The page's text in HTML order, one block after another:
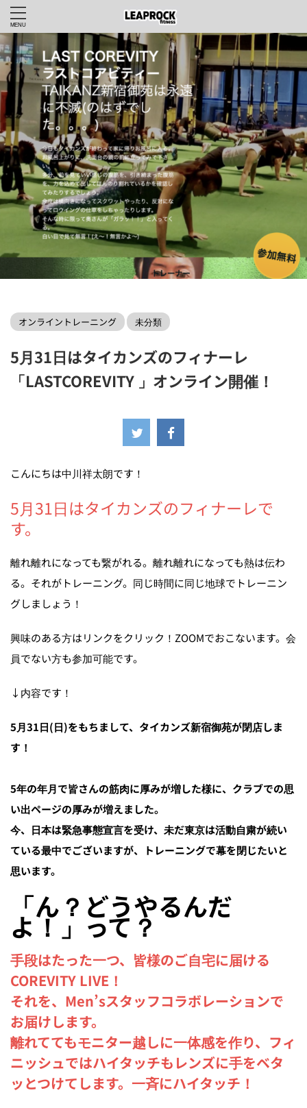
オンライントレーニング
未分類
5月31日はタイカンズのフィナーレ
「LASTCOREVITY 」オンライン開催！
こんにちは中川祥太朗です！
5月31日はタイカンズのフィナーレで
す。
離れ離れになっても繋がれる。離れ離れになっても熱は伝わ
る。それがトレーニング。同じ時間に同じ地球でトレーニン
グしましょう！
興味のある方はリンクをクリック！ZOOMでおこないます。会
員でない方も参加可能です。
↓内容です！
5月31日(日)をもちまして、タイカンズ新宿御苑が閉店しま
す！
5年の年月で皆さんの筋肉に厚みが増した様に、クラブでの思
い出ページの厚みが増えました。
今、日本は緊急事態宣言を受け、未だ東京は活動自粛が続い
ている最中でございますが、トレーニングで幕を閉じたいと
思います。
「ん？どうやるんだ
よ！」って？
手段はたった一つ、皆様のご自宅に届ける
COREVITY LIVE！
それを、Men’sスタッフコラボレーションで
お届けします。
離れててもモニター越しに一体感を作り、フィ
ニッシュではハイタッチもレンズに手をベタ
ッとつけてします。一斉にハイタッチ！